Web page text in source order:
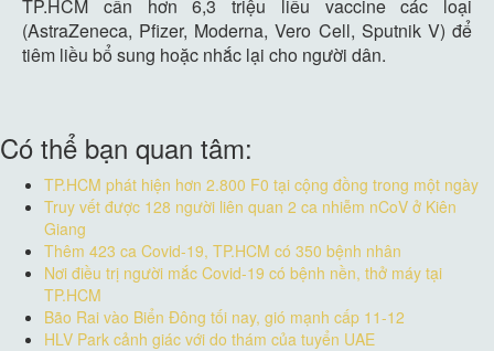
TP.HCM cần hơn 6,3 triệu liều vaccine các loại
(AstraZeneca, Pfizer, Moderna, Vero Cell, Sputnik V) để
tiêm liều bổ sung hoặc nhắc lại cho người dân.
Có thể bạn quan tâm:
TP.HCM phát hiện hơn 2.800 F0 tại cộng đồng trong một ngày
Truy vết được 128 người liên quan 2 ca nhiễm nCoV ở Kiên
Giang
Thêm 423 ca Covid-19, TP.HCM có 350 bệnh nhân
Nơi điều trị người mắc Covid-19 có bệnh nền, thở máy tại
TP.HCM
Bão Rai vào Biển Đông tối nay, gió mạnh cấp 11-12
HLV Park cảnh giác với do thám của tuyển UAE